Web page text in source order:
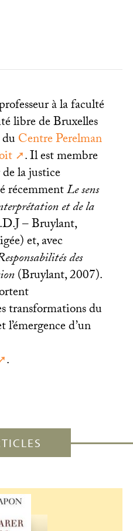
à la faculté
libre de Bruxelles
Centre Perelman
. Il est membre
la justice
récemmentLe sens
et de la
J – Bruylant,
et, avec
des
(Bruylant, 2007).
transformations du
d’un
.